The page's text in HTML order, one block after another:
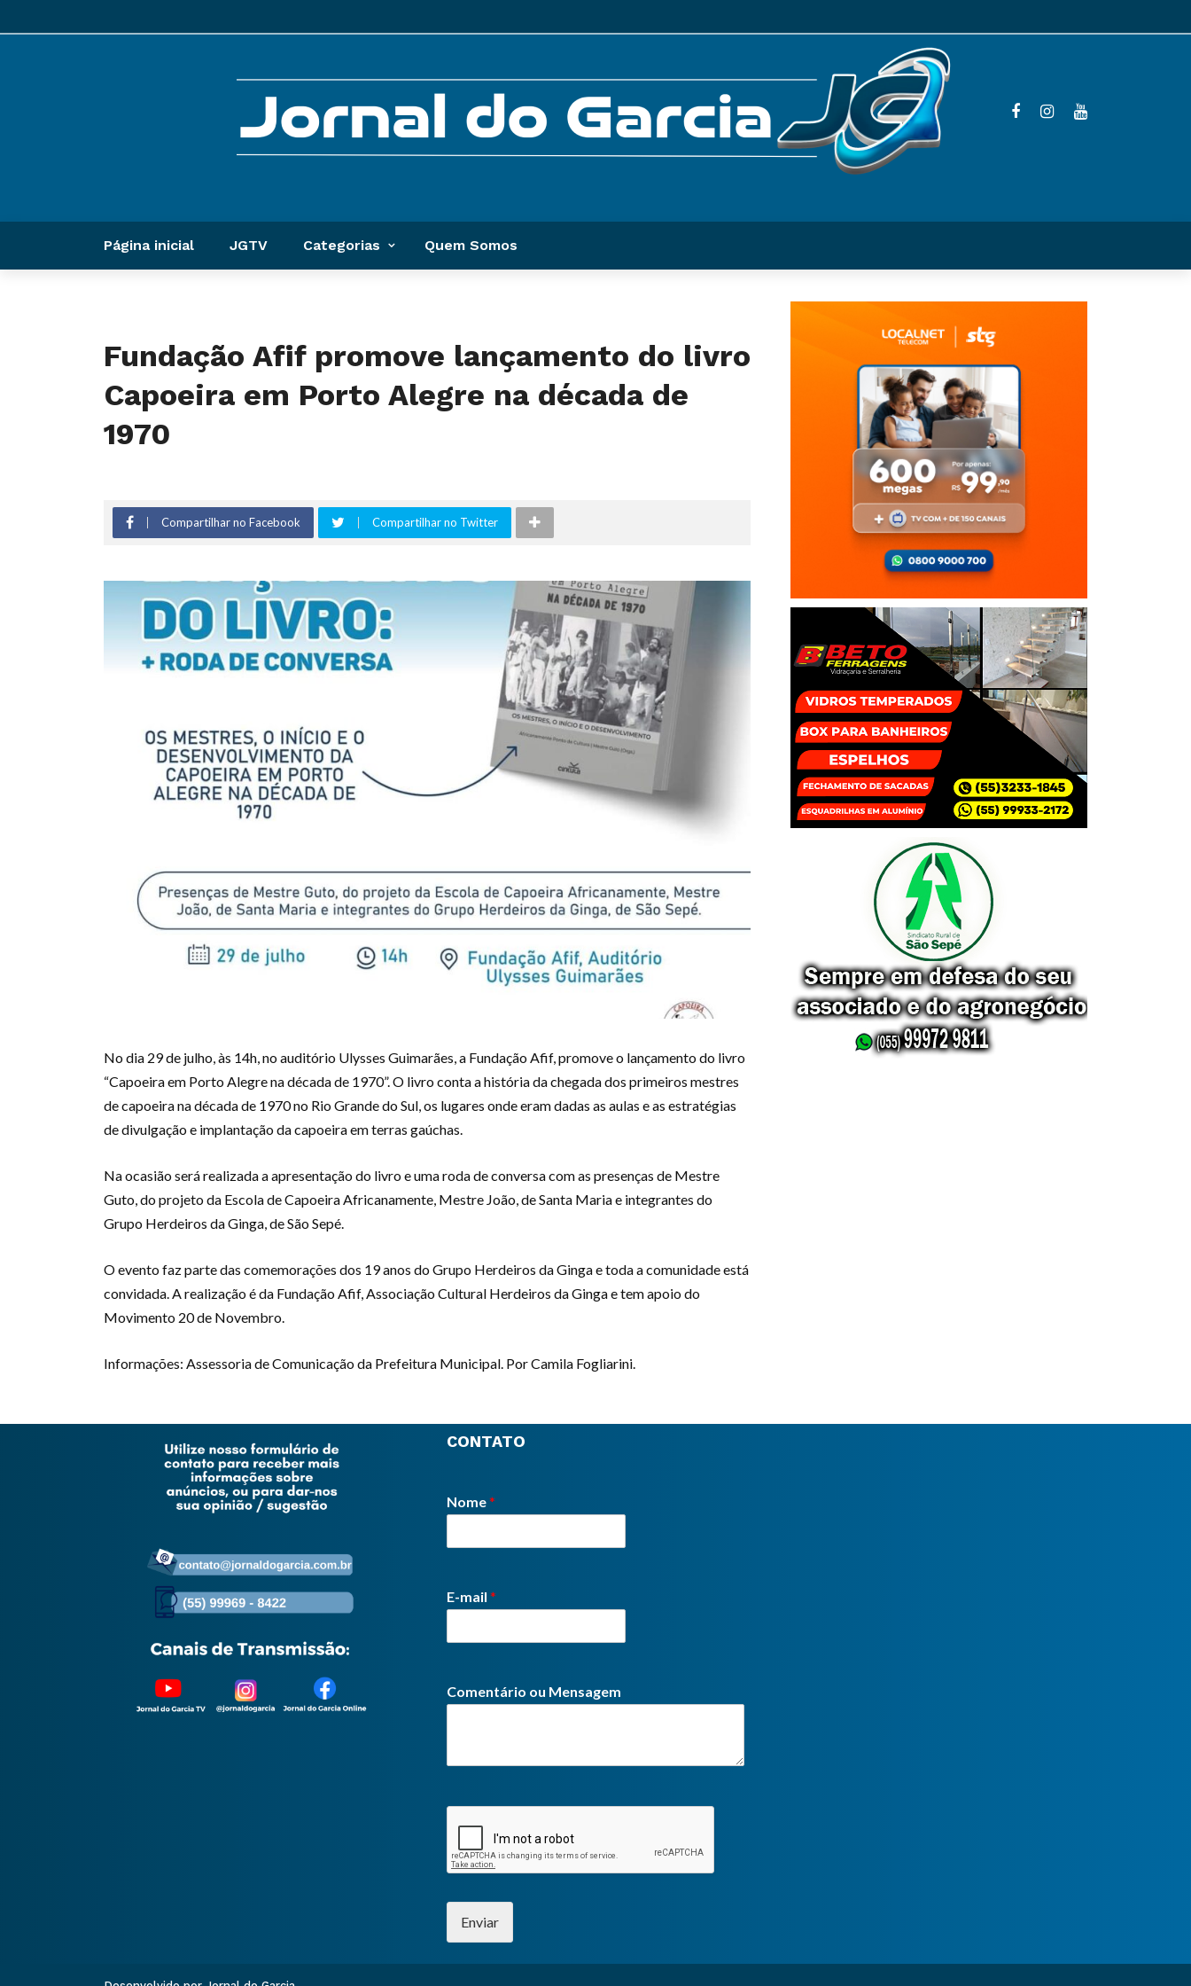
Página inicial JGTV Categorias Quem Somos
Fundação Afif promove lançamento do livro
Capoeira em Porto Alegre na década de
1970
Compartilhar no Facebook Compartilhar no Twitter
No dia 29 de julho, às 14h, no auditório Ulysses Guimarães, a Fundação Afif, promove o lançamento do livro
“Capoeira em Porto Alegre na década de 1970”. O livro conta a história da chegada dos primeiros mestres
de capoeira na década de 1970 no Rio Grande do Sul, os lugares onde eram dadas as aulas e as estratégias
de divulgação e implantação da capoeira em terras gaúchas.
Na ocasião será realizada a apresentação do livro e uma roda de conversa com as presenças de Mestre
Guto, do projeto da Escola de Capoeira Africanamente, Mestre João, de Santa Maria e integrantes do
Grupo Herdeiros da Ginga, de São Sepé.
O evento faz parte das comemorações dos 19 anos do Grupo Herdeiros da Ginga e toda a comunidade está
convidada. A realização é da Fundação Afif, Associação Cultural Herdeiros da Ginga e tem apoio do
Movimento 20 de Novembro.
Informações: Assessoria de Comunicação da Prefeitura Municipal. Por Camila Fogliarini.
CONTATO
Nome*
E-mail *
Comentário ou Mensagem
Enviar